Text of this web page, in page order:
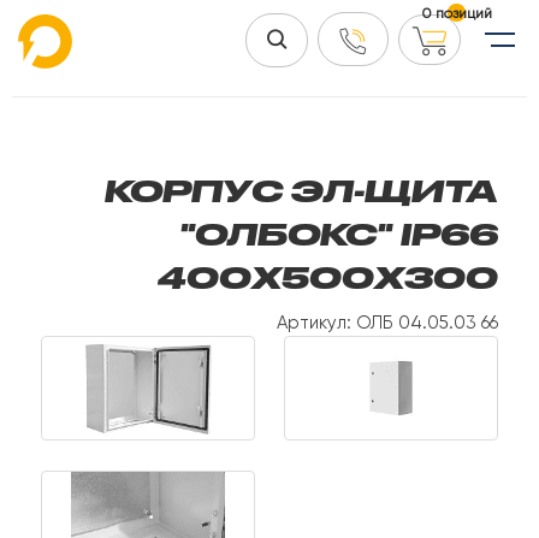
0 позиций
КОРПУС ЭЛ-ЩИТА
"ОЛБОКС" IP66
400Х500Х300
Артикул: ОЛБ 04.05.03 66